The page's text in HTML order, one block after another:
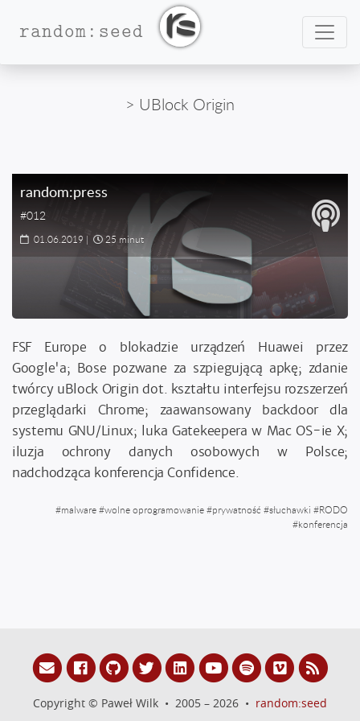
random:seed
> UBlock Origin
random:press
#012
01.06.2019 | 25 minut
FSF Europe o blokadzie urządzeń Huawei przez
Google'a; Bose pozwane za szpiegującą apkę; zdanie
twórcy uBlock Origin dot. kształtu interfejsu rozszerzeń
przeglądarki Chrome; zaawansowany backdoor dla
systemu GNU/Linux; luka Gatekeepera w Mac OS-ie X;
iluzja ochrony danych osobowych w Polsce;
nadchodząca konferencja Confidence.
#malware#wolne oprogramowanie#prywatność #słuchawki #RODO
#konferencja
Copyright © Paweł Wilk • 2005 – 2026 • random:seed